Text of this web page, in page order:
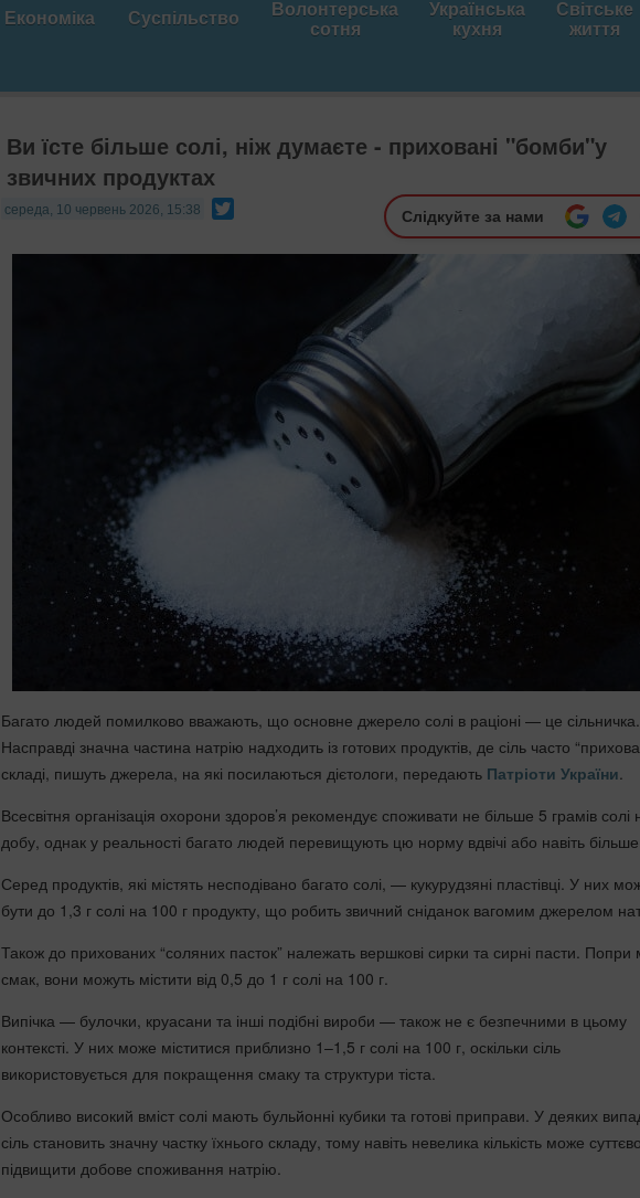
Економіка Суспільство Волонтерська
сотня
Українська
кухня
Світське
життя
Ви їсте більше солі, ніж думаєте - приховані "бомби"у
звичних продуктах
середа, 10 червень 2026, 15:38 Слідкуйте за нами
Багато людей помилково вважають, що основне джерело солі в раціоні — це сільничка.
Насправді значна частина натрію надходить із готових продуктів, де сіль часто
складі, пишуть джерела, на які посилаються дієтологи, передають Патріоти України.
Всесвітня організація охорони здоров’я рекомендує споживати не більше 5 грамів солі
добу, однак у реальності багато людей перевищують цю норму вдвічі або навіть
Серед продуктів, які містять несподівано багато солі, — кукурудзяні пластівці. У них
бути до 1,3 г солі на 100 г продукту, що робить звичний сніданок вагомим джерелом
Також до прихованих “соляних пасток” належать вершкові сирки та сирні пасти. Попри
смак, вони можуть містити від 0,5 до 1 г солі на 100 г.
Випічка — булочки, круасани та інші подібні вироби — також не є безпечними в цьому
контексті. У них може міститися приблизно 1–1,5 г солі на 100 г, оскільки сіль
використовується для покращення смаку та структури тіста.
Особливо високий вміст солі мають бульйонні кубики та готові приправи. У деяких
сіль становить значну частку їхнього складу, тому навіть невелика кількість може суттєво
підвищити добове споживання натрію.